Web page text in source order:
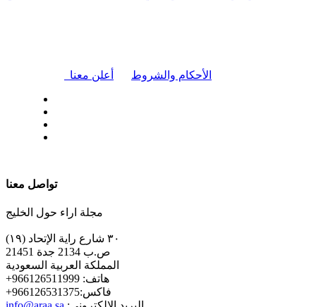
أعلن معنا الأحكام والشروط
تواصل معنا
مجلة اراء حول الخليج
٣٠ شارع راية الإتحاد (١٩)
ص.ب 2134 جدة 21451
المملكة العربية السعودية
+هاتف: 966126511999
+فاكس:966126531375